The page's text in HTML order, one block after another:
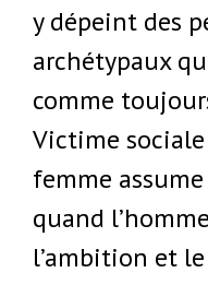
y dépeint des
archétypaux
comme
Victime
femme
quand
l’ambition et